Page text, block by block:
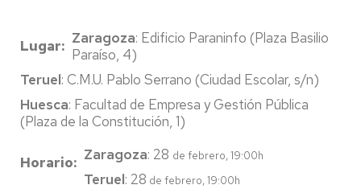
Lugar Zaragoza: Edificio Paraninfo (Plaza Basilio
Paraíso, 4)
Teruel: C.M.U. Pablo Serrano (Ciudad Escolar, s/n)
Huesca: Facultad de Empresa y Gestión Pública
(Plaza de la Constitución, 1)
Horario Zaragoza: 28 de febrero, 19:00h
Teruel: 28 de febrero, 19:00h